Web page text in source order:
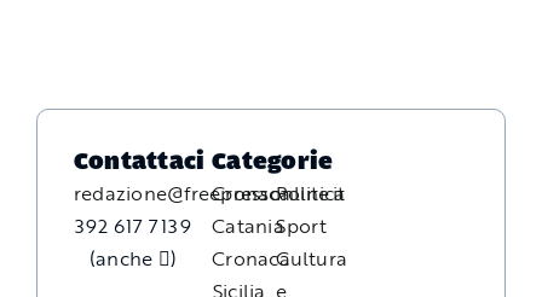
Contattaci
redazione@freepressonline.it
392 617 7139
(anche
)
Categorie
Cronaca
Catania
Cronaca
Sicilia
Politica
Sport
Cultura
e